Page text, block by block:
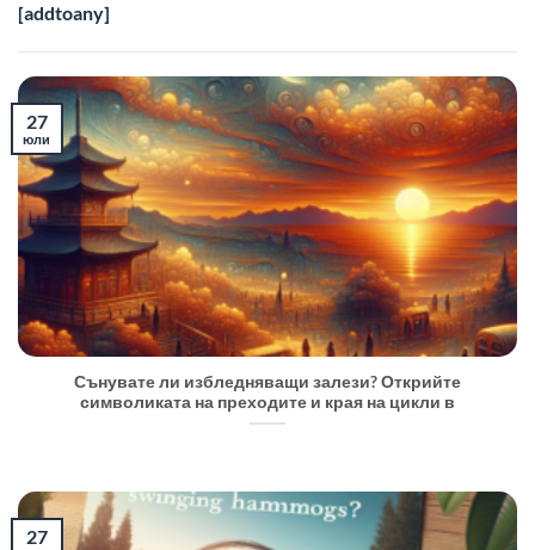
[addtoany]
Сънувате ли избледняващи залези? Открийте
символиката на преходите и края на цикли в
27
юли
27